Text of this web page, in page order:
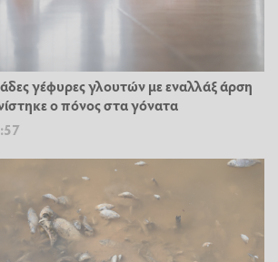
γέφυρες γλουτών με εναλλάξ άρση
ο πόνος στα γόνατα